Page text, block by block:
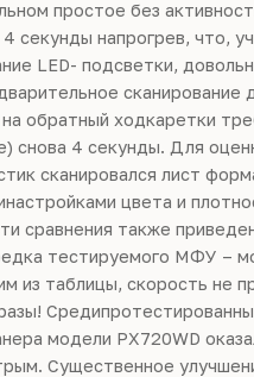
простое без
секунды напрогрев, что,
LED- подсветки,
сканирование
обратный ходкаретки
снова 4 секунды. Для
сканировался лист
цвета и
сравнения также
тестируемого МФУ –
из таблицы, скорость не
модели PX720WD
Существенное